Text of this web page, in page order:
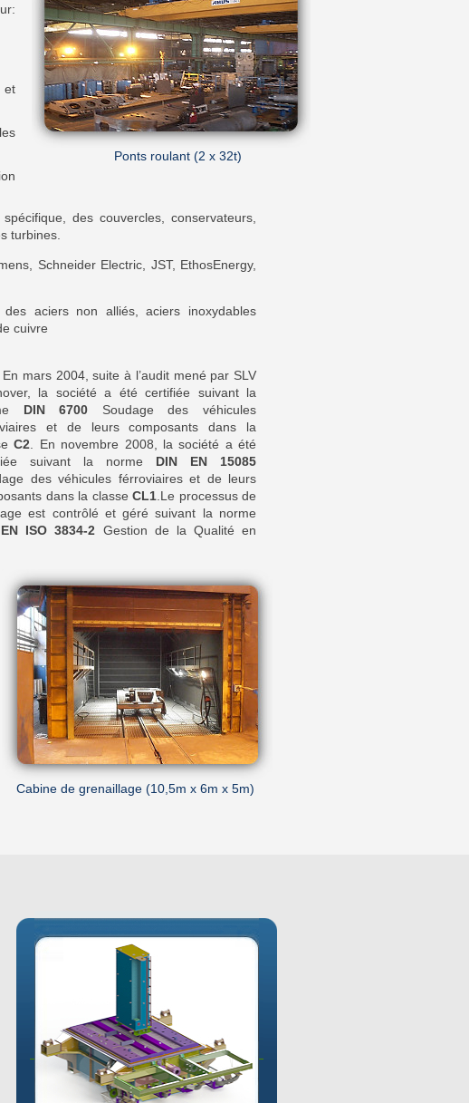
Ponts roulant (2 x 32t)
et
des couvercles, conservateurs,
turbines.
Schneider Electric, JST, EthosEnergy,
aciers non alliés, aciers inoxydables
cuivre
En mars 2004, suite à l’audit mené par SLV
la société a été certifiée suivant la
DIN 6700 Soudage des véhicules
et de leurs composants dans la
C2. En novembre 2008, la société a été
suivant la norme
DIN EN 15085
des véhicules férroviaires et de leurs
dans la classe CL1.Le processus de
est contrôlé et géré suivant la norme
ISO 3834-2 Gestion de la Qualité en
Cabine de grenaillage (10,5m x 6m x 5m)